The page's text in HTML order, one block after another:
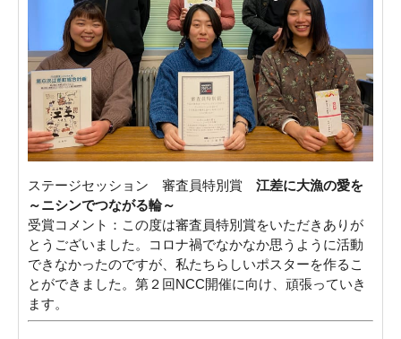
ステージセッション 審査員特別賞 江差に大漁の愛を
～ニシンでつながる輪～
受賞コメント：この度は審査員特別賞をいただきありが
とうございました。コロナ禍でなかなか思うように活動
できなかったのですが、私たちらしいポスターを作るこ
とができました。第２回NCC開催に向け、頑張っていき
ます。